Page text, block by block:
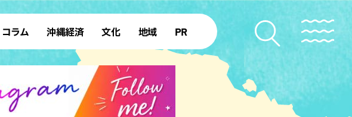
SDGs
ルニュース
縄旧暦行事
占い
テレビ
コラム 沖縄経済 文化
復帰50年
地域
本島北部 本島中部
本島南部 先島諸島
北部離島
PR